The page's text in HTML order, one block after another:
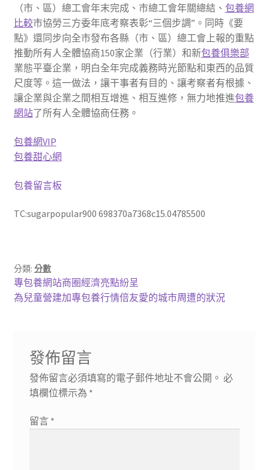
（市、區）總工會年末完成、市總工會年關總結、 包養網
比較市協勞三方委年底考察表彰“三個步調”。同時《要
點》還同步向全市發布各縣（市、區）總工會上報的重點
推動所有人全體協商150家企業（行業）和新包養俱樂部
業態平臺企業，明白全年完成義務時光節點和東西的品質
尺度等。這一做法，讓干事者有目的、讓考察者有根據、
讓企業與企業之間相互增進、相互進修，無力地推進包養
網站了所有人全體協商任務。
包養網VIP
包養甜心網
包養留言板
TC:sugarpopular900 698370a7368c15.04785500
分類: 分數
文
章
覽
上
一
專包養網站商圈經濟亮點紛呈
下
為兒童營建加專包養行情倍友愛的城市周遭的狀況
發佈留言
發佈留言必須填寫的電子郵件地址不會公開。 必
填欄位標示為 *
留言 *